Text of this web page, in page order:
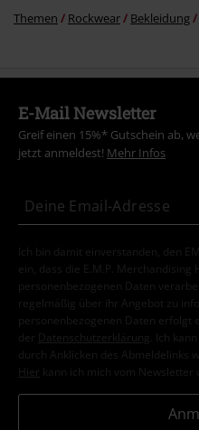
Themen Rockwear Bekleidung
E-Mail Newsletter
Greif einen 15%* Gutschein ab,
jetzt anmeldest! Mehr Infos
Ich bin damit einverstanden, den
ein, dass die E.M.P.
personenbezogenen Daten
regelmäßig über ihr Angebot zu
personenbezogenen Daten erfolgt
der
Datenschutzerklärung
. Ich
durch Anklicken des Abmeldelinks
Hier kann ich mich vom Newsletter